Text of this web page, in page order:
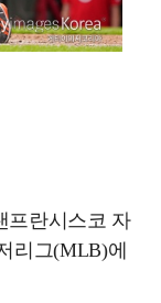
프란시스코 자
리그(MLB)에